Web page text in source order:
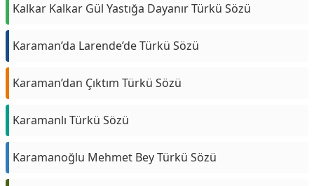
Kalkar Kalkar Gül Yastığa Dayanır Türkü Sözü
Karaman’da Larende’de Türkü Sözü
Karaman’dan Çıktım Türkü Sözü
Karamanlı Türkü Sözü
Karamanoğlu Mehmet Bey Türkü Sözü